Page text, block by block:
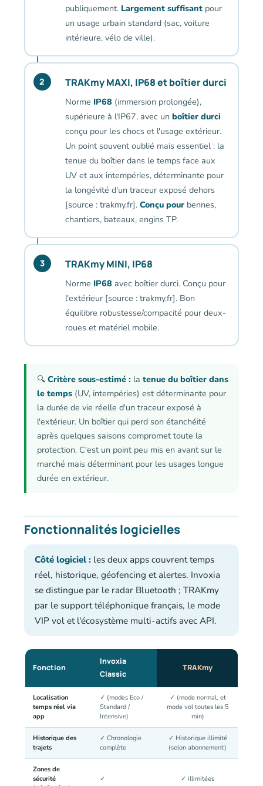
publiquement. Largement suffisantpour
un usage urbain standard (sac, voiture
intérieure, vélo de ville).
2 TRAKmy MAXI, IP68 et boîtier durci
Norme IP68(immersion prolongée),
supérieure à l'IP67, avec un boîtier durci
conçu pour les chocs et l'usage extérieur.
Un point souvent oublié mais essentiel : la
tenue du boîtier dans le temps face aux
UV et aux intempéries, déterminante pour
la longévité d'un traceur exposé dehors
[source : trakmy.fr]. Conçu pourbennes,
chantiers, bateaux, engins TP.
3 TRAKmy MINI, IP68
Norme IP68avec boîtier durci. Conçu pour
l'extérieur [source : trakmy.fr]. Bon
équilibre robustesse/compacité pour deux-
roues et matériel mobile.
🔍 Critère sous-estimé : la tenue du boîtier dans
le temps (UV, intempéries) est déterminante pour
la durée de vie réelle d'un traceur exposé à
l'extérieur. Un boîtier qui perd son étanchéité
après quelques saisons compromet toute la
protection. C'est un point peu mis en avant sur le
marché mais déterminant pour les usages longue
durée en extérieur.
Fonctionnalités logicielles
Côté logiciel : les deux apps couvrent temps
réel, historique, géofencing et alertes. Invoxia
se distingue par le radar Bluetooth ; TRAKmy
par le support téléphonique français, le mode
VIP vol et l'écosystème multi-actifs avec API.
Fonction
Invoxia
Classic
TRAKmy
Localisation
temps réel via
app
✓ (modes Eco /
Standard /
Intensive)
✓ (mode normal, et
mode vol toutes les 5
min)
Historique des
trajets
✓ Chronologie
complète
✓ Historique illimité
(selon abonnement)
Zones de
sécurité
✓ ✓ illimitées